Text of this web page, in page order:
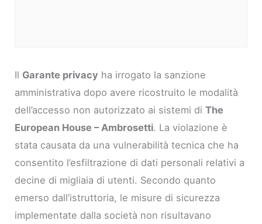
Il Garante privacy ha irrogato la sanzione
amministrativa dopo avere ricostruito le modalità
dell’accesso non autorizzato ai sistemi diThe
European House – Ambrosetti. La violazione è
stata causata da una vulnerabilità tecnica che ha
consentito l’esfiltrazione di dati personali relativi a
decine di migliaia di utenti. Secondo quanto
emerso dall’istruttoria, le misure di sicurezza
implementate dalla società non risultavano